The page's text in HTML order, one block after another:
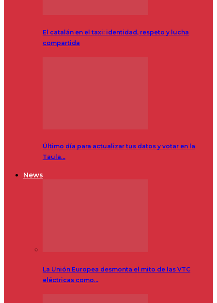
El catalán en el taxi: identidad, respeto y lucha
compartida
Último día para actualizar tus datos y votar en la
Taula…
News
La Unión Europea desmonta el mito de las VTC
eléctricas como…